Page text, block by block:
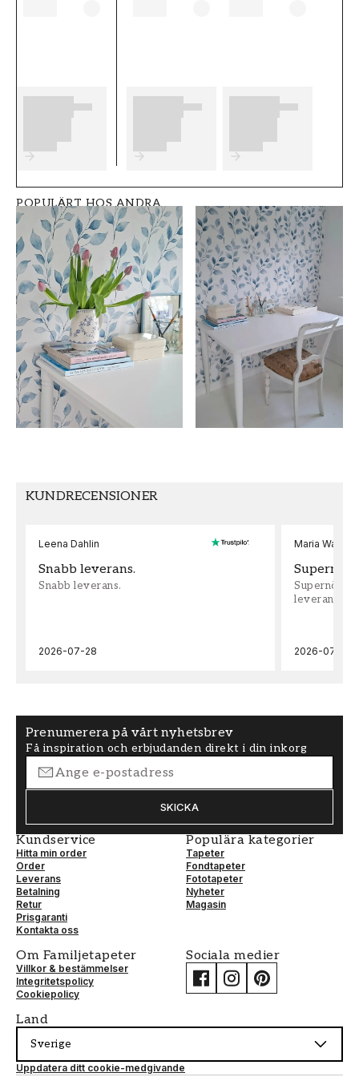
Produktdetaljer
SKU
FT05B6-1049501-0
Vardagsrum
VARUMÄRKE
Scandza
STIL
Svenska, Klassisk
BREDD (m)
0,5
HÖJD (m)
10,05
MÖNSTER
Blad
KOLLEKTION
Scandza
FÄRG
Blå
MÖNSTER HÖJD (cm)
POPULÄRT HOS ANDRA
KUNDRECENSIONER
Leena Dahlin
Snabb leverans.
Snabb leverans.
2026-07-28
Maria
leveran,
2026-07-22
Prenumerera på vårt nyhetsbrev
Få inspiration och erbjudanden direkt i din inkorg
SKICKA
Kundservice
Hitta min order
Order
Leverans
Betalning
Retur
Prisgaranti
Kontakta oss
Populära kategorier
Tapeter
Fondtapeter
Fototapeter
Nyheter
Magasin
Om Familjetapeter
Villkor & bestämmelser
Integritetspolicy
Cookiepolicy
Sociala medier
Land
Sverige
Uppdatera ditt cookie-medgivande